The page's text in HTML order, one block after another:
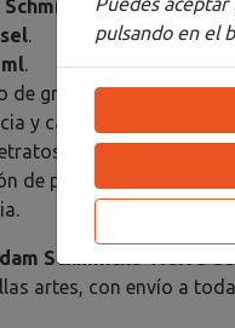
Schmincke Horadam.
.
.
de gran profundidad.
y capacidad de mezcla.
ilustración y
de pigmento.
Schmincke Tierra de
artes, con envío a
pulsando en el